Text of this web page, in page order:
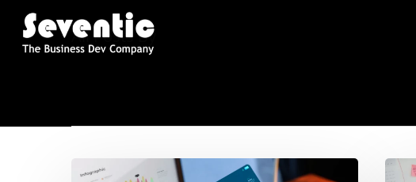
All Posts By
Alexandre Gironde